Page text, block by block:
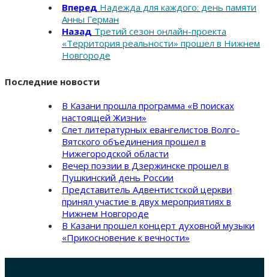
Вперед Надежда для каждого: день памяти
Анны Герман
Назад Третий сезон онлайн-проекта
«Территория реальности» прошел в Нижнем
Новгороде
Последние новости
В Казани прошла программа «В поисках
настоящей Жизни»
Слет литературных евангелистов Волго-
Вятского объединения прошел в
Нижегородской области
Вечер поэзии в Дзержинске прошел в
Пушкинский день России
Представитель Адвентистской церкви
принял участие в двух мероприятиях в
Нижнем Новгороде
В Казани прошел концерт духовной музыки
«Прикосновение к вечности»